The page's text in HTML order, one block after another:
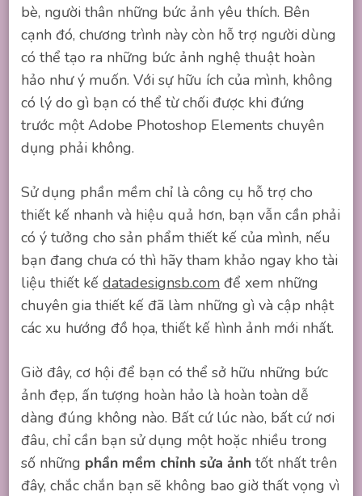
bè, người thân những bức ảnh yêu thích. Bên
cạnh đó, chương trình này còn hỗ trợ người dùng
có thể tạo ra những bức ảnh nghệ thuật hoàn
hảo như ý muốn. Với sự hữu ích của mình, không
có lý do gì bạn có thể từ chối được khi đứng
trước một Adobe Photoshop Elements chuyên
dụng phải không.
Sử dụng phần mềm chỉ là công cụ hỗ trợ cho
thiết kế nhanh và hiệu quả hơn, bạn vẫn cần phải
có ý tưởng cho sản phẩm thiết kế của mình, nếu
bạn đang chưa có thì hãy tham khảo ngay kho tài
liệu thiết kếdatadesignsb.com để xem những
chuyên gia thiết kế đã làm những gì và cập nhật
các xu hướng đồ họa, thiết kế hình ảnh mới nhất.
Giờ đây, cơ hội để bạn có thể sở hữu những bức
ảnh đẹp, ấn tượng hoàn hảo là hoàn toàn dễ
dàng đúng không nào. Bất cứ lúc nào, bất cứ nơi
đâu, chỉ cần bạn sử dụng một hoặc nhiều trong
số những phần mềm chỉnh sửa ảnh tốt nhất trên
đây, chắc chắn bạn sẽ không bao giờ thất vọng vì